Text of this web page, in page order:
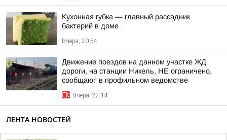
Кухонная губка — главный рассадник
бактерий в доме
Вчера, 20:54
Движение поездов на данном участке ЖД
дороги, на станции Никель, НЕ ограничено,
сообщают в профильном ведомстве
Вчера, 22:14
ЛЕНТА НОВОСТЕЙ